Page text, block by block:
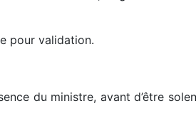
pour validation.
du ministre, avant d’être